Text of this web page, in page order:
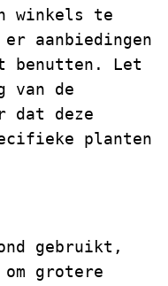
winkels te
aanbiedingen
benutten. Let
van de
dat deze
planten
gebruikt,
grotere